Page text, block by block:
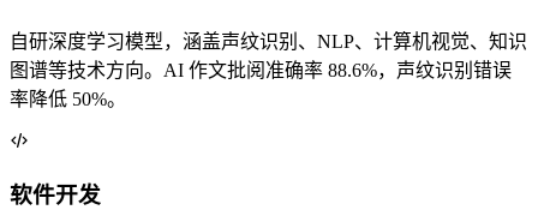
自研深度学习模型，涵盖声纹识别、NLP、计算机视觉、知识
图谱等技术方向。AI 作文批阅准确率 88.6%，声纹识别错误
率降低 50%。
软件开发